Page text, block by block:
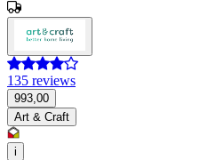
135 reviews
993,00
Art & Craft
i